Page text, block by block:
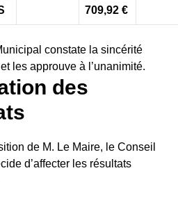
709,92 €
constate la sincérité
les approuve à l’unanimité.
des
de M. Le Maire, le Conseil
d’affecter les résultats